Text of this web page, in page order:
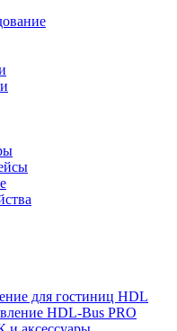
для гостиниц HDL
HDL-Bus PRO